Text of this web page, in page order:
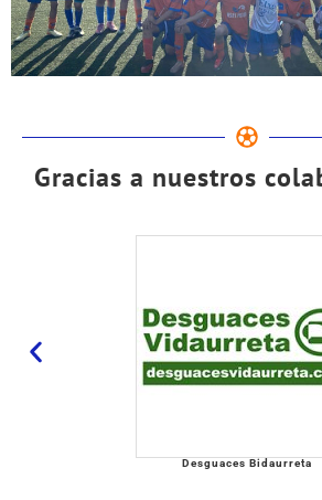
Gracias a nuestros
Desguaces Bidaurreta